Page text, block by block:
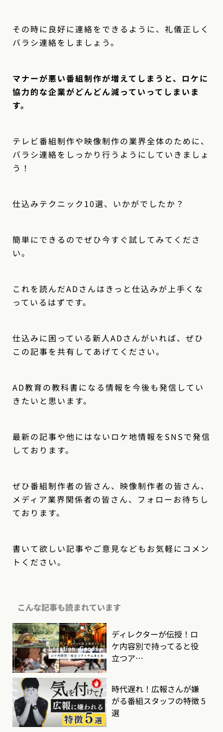
その時に良好に連絡をできるように、礼儀正しく
バラシ連絡をしましょう。
マナーが悪い番組制作が増えてしまうと、ロケに
協力的な企業がどんどん減っていってしまいま
す。
テレビ番組制作や映像制作の業界全体のために、
バラシ連絡をしっかり行うようにしていきましょ
う！
仕込みテクニック10選、いかがでしたか？
簡単にできるのでぜひ今すぐ試してみてくださ
い。
これを読んだADさんはきっと仕込みが上手くな
っているはずです。
仕込みに困っている新人ADさんがいれば、ぜひ
この記事を共有してあげてください。
AD教育の教科書になる情報を今後も発信してい
きたいと思います。
最新の記事や他にはないロケ地情報をSNSで発信
しております。
ぜひ番組制作者の皆さん、映像制作者の皆さん、
メディア業界関係者の皆さん、フォローお待ちし
ております。
書いて欲しい記事やご意見などもお気軽にコメン
トください。
こんな記事も読まれています
ディレクターが伝授！ロ
ケ内容別で持ってると役
立つア…
時代遅れ！広報さんが嫌
がる番組スタッフの特徴 5
選